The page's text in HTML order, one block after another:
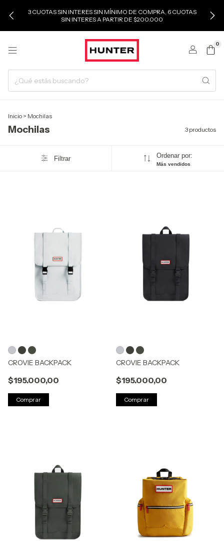
3 CUOTAS SIN INTERES SIN MÍNIMO DE COMPRA, 6 CUOTAS
SIN INTERES A PARTIR DE $200.000
0
Inicio > Mochilas
Mochilas 3 productos
Filtrar Ordenar por:
Más vendidos
CROVIE BACKPACK
$195.000,00
Comprar
CROVIE BACKPACK
$195.000,00
Comprar